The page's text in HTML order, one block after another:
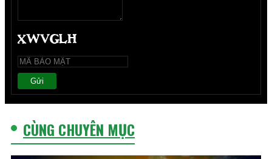
Gửi
CÙNG CHUYÊN MỤC